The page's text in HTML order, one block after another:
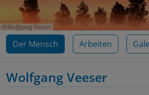
Wolfgang Veeser
Der Mensch Arbeiten
Wolfgang Veeser